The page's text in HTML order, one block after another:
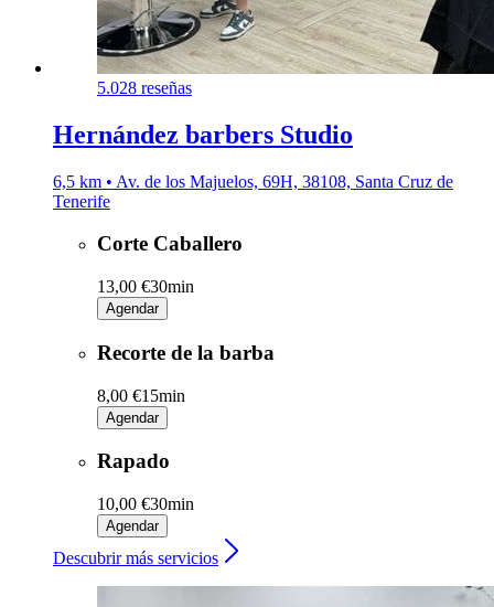
5.028 reseñas
Hernández barbers Studio
6,5 km • Av. de los Majuelos, 69H, 38108, Santa Cruz de
Tenerife
Corte Caballero
13,00 €30min
Agendar
Recorte de la barba
8,00 €15min
Agendar
Rapado
10,00 €30min
Agendar
Descubrir más servicios